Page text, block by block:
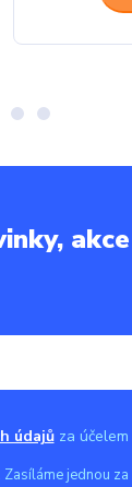
údajůza
jednou za